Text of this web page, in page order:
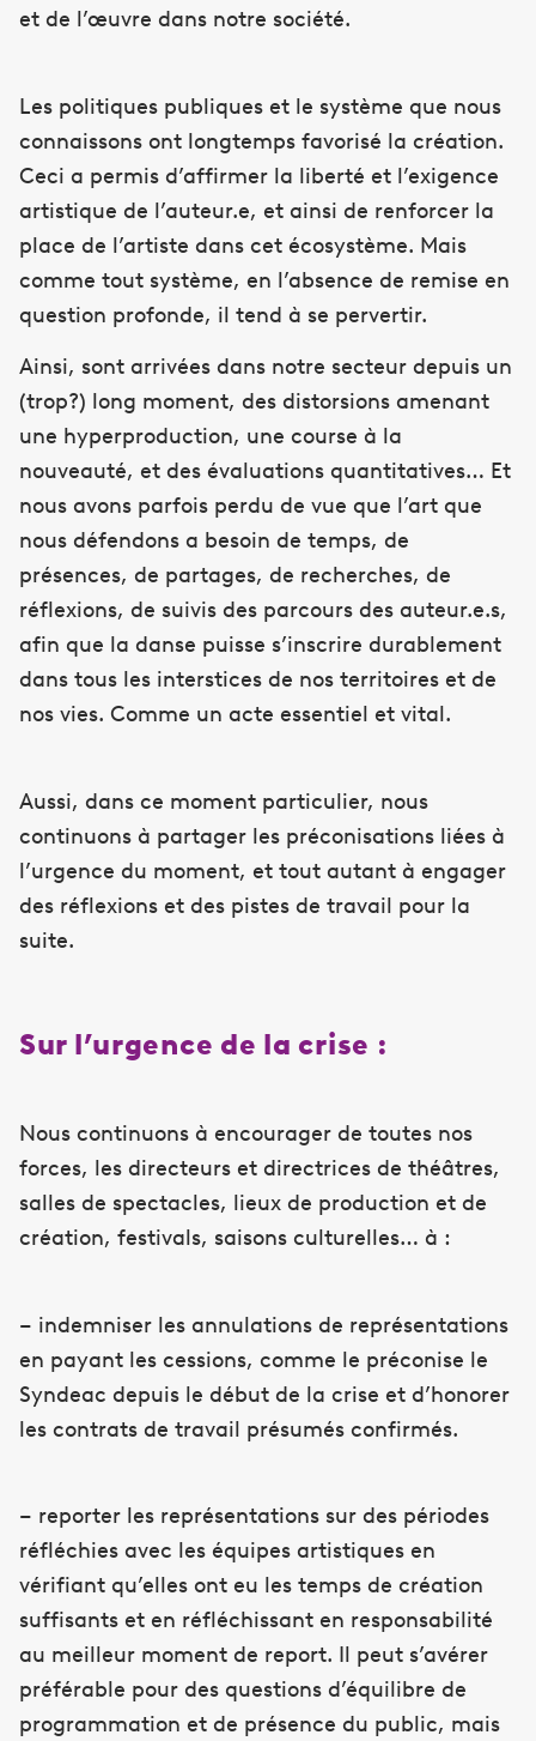
et de l’œuvre dans notre société.
Les politiques publiques et le système que nous
connaissons ont longtemps favorisé la création.
Ceci a permis d’affirmer la liberté et l’exigence
artistique de l’auteur.e, et ainsi de renforcer la
place de l’artiste dans cet écosystème. Mais
comme tout système, en l’absence de remise en
question profonde, il tend à se pervertir.
Ainsi, sont arrivées dans notre secteur depuis un
(trop?) long moment, des distorsions amenant
une hyperproduction, une course à la
nouveauté, et des évaluations quantitatives… Et
nous avons parfois perdu de vue que l’art que
nous défendons a besoin de temps, de
présences, de partages, de recherches, de
réflexions, de suivis des parcours des auteur.e.s,
afin que la danse puisse s’inscrire durablement
dans tous les interstices de nos territoires et de
nos vies. Comme un acte essentiel et vital.
Aussi, dans ce moment particulier, nous
continuons à partager les préconisations liées à
l’urgence du moment, et tout autant à engager
des réflexions et des pistes de travail pour la
suite.
Sur l’urgence de la crise :
Nous continuons à encourager de toutes nos
forces, les directeurs et directrices de théâtres,
salles de spectacles, lieux de production et de
création, festivals, saisons culturelles… à :
– indemniser les annulations de représentations
en payant les cessions, comme le préconise le
Syndeac depuis le début de la crise et d’honorer
les contrats de travail présumés confirmés.
– reporter les représentations sur des périodes
réfléchies avec les équipes artistiques en
vérifiant qu’elles ont eu les temps de création
suffisants et en réfléchissant en responsabilité
au meilleur moment de report. Il peut s’avérer
préférable pour des questions d’équilibre de
programmation et de présence du public, mais